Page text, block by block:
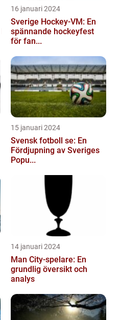
16 januari 2024
Sverige Hockey-VM: En
spännande hockeyfest
för fan...
15 januari 2024
Svensk fotboll se: En
Fördjupning av Sveriges
Popu...
14 januari 2024
Man City-spelare: En
grundlig översikt och
analys